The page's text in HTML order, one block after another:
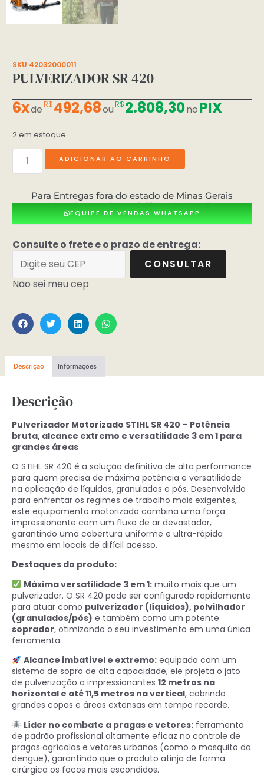
SKU 42032000011
PULVERIZADOR SR 420
6xde R$492,68ou R$2.808,30noPIX
2 em estoque
ADICIONAR AO CARRINHO
Para Entregas fora do estado de Minas Gerais
consultar valores e dísponibilidade pelo whatsApp
EQUIPE DE VENDAS WHATSAPP
Consulte o frete e o prazo de entrega:
CONSULTAR
Não sei meu cep
Descrição Informações
Descrição
Pulverizador Motorizado STIHL SR 420 – Potência
bruta, alcance extremo e versatilidade 3 em 1 para
grandes áreas
O STIHL SR 420 é a solução definitiva de alta performance
para quem precisa de máxima potência e versatilidade
na aplicação de líquidos, granulados e pós. Desenvolvido
para enfrentar os regimes de trabalho mais exigentes,
este equipamento motorizado combina uma força
impressionante com um fluxo de ar devastador,
garantindo uma cobertura uniforme e ultra-rápida
mesmo em locais de difícil acesso.
Destaques do produto:
Máxima versatilidade 3 em 1:muito mais que um
pulverizador. O SR 420 pode ser configurado rapidamente
para atuar como pulverizador (líquidos), polvilhador
(granulados/pós) e também como um potente
soprador, otimizando o seu investimento em uma única
ferramenta.
Alcance imbatível e extremo:equipado com um
sistema de sopro de alta capacidade, ele projeta o jato
de pulverização a impressionantes 12 metros na
horizontal e até 11,5 metros na vertical, cobrindo
grandes copas e áreas extensas em tempo recorde.
Líder no combate a pragas e vetores:ferramenta
de padrão profissional altamente eficaz no controle de
pragas agrícolas e vetores urbanos (como o mosquito da
dengue), garantindo que o produto atinja de forma
cirúrgica os focos mais escondidos.